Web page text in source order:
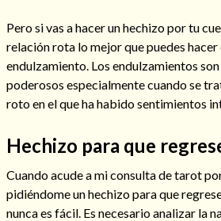
Amarre para recuperar a mi pareja
Pero si vas a hacer un hechizo por tu
relación rota lo mejor que puedes hacer
endulzamiento. Los endulzamientos
poderosos especialmente cuando se
roto en el que ha habido sentimientos
Hechizo para que
Cuando acude a mi consulta de tarot
pidiéndome un hechizo para que
nunca es fácil. Es necesario analizar la